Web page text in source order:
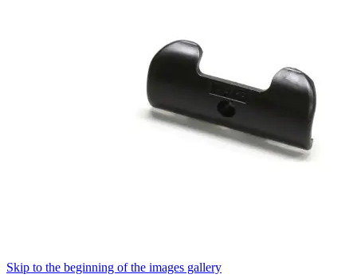
Skip to the beginning of the images gallery